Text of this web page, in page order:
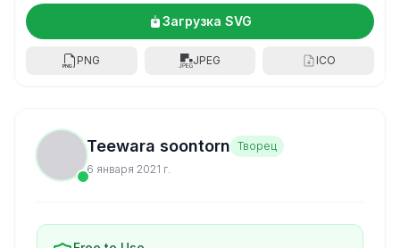
Загрузка SVG
PNG JPEG ICO
Teewara soontorn Творец
6 января 2021 г.